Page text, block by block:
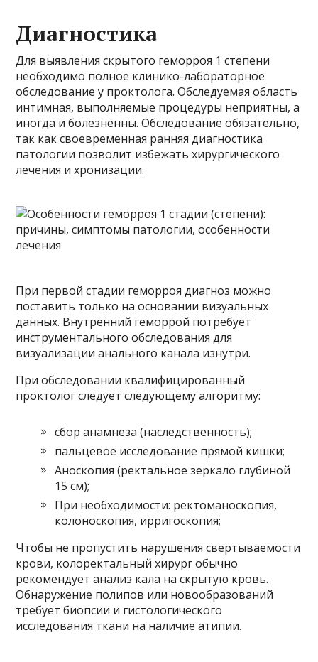
Диагностика
Для выявления скрытого геморроя 1 степени
необходимо полное клинико-лабораторное
обследование у проктолога. Обследуемая область
интимная, выполняемые процедуры неприятны, а
иногда и болезненны. Обследование обязательно,
так как своевременная ранняя диагностика
патологии позволит избежать хирургического
лечения и хронизации.
При первой стадии геморроя диагноз можно
поставить только на основании визуальных
данных. Внутренний геморрой потребует
инструментального обследования для
визуализации анального канала изнутри.
При обследовании квалифицированный
проктолог следует следующему алгоритму:
сбор анамнеза (наследственность);
пальцевое исследование прямой кишки;
Аноскопия (ректальное зеркало глубиной
15 см);
При необходимости: ректоманоскопия,
колоноскопия, ирригоскопия;
Чтобы не пропустить нарушения свертываемости
крови, колоректальный хирург обычно
рекомендует анализ кала на скрытую кровь.
Обнаружение полипов или новообразований
требует биопсии и гистологического
исследования ткани на наличие атипии.